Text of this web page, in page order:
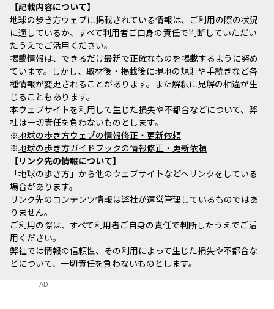
記載内容について
地球の歩き方ウェブに掲載されている情報は、ご利用の際の状況
に適しているか、すべて利用者ご自身の責任で判断していただい
たうえでご活用ください。
掲載情報は、できるだけ最新で正確なものを掲載するように努め
ています。しかし、取材後・掲載後に現地の規則や手続きなど各
種情報が変更されることがあります。また解釈に見解の相違が生
じることもあります。
本ウェブサイトを利用して生じた損失や不都合などについて、弊
社は一切責任を負わないものとします。
※地球の歩き方ウェブの情報修正・更新依頼
※地球の歩き方ガイドブックの情報修正・更新依頼
リンク先の情報について
「地球の歩き方」から他のウェブサイトなどへリンクをしている
場合があります。
リンク先のコンテンツ情報は弊社が運営管理しているものではあ
りません。
ご利用の際は、すべて利用者ご自身の責任で判断したうえでご活
用ください。
弊社では情報の信頼性、その利用によって生じた損失や不都合な
どについて、一切責任を負わないものとします。
AD